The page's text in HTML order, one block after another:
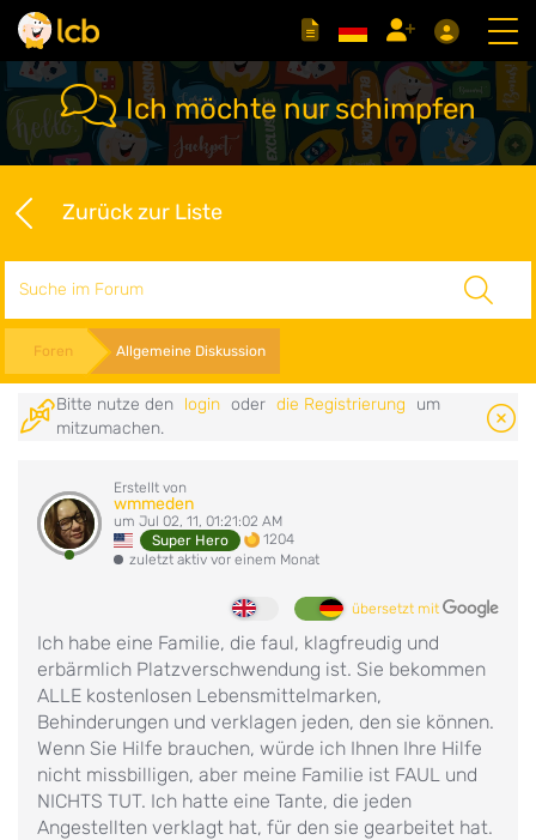
Ich möchte nur schimpfen
Zurück zur Liste
Foren Allgemeine Diskussion
Bitte nutze den login oder die Registrierung
um
mitzumachen.
Erstellt von
wmmeden
um Jul 02, 11, 01:21:02 AM
Super Hero
1204
zuletzt aktiv vor einem Monat
übersetzt mit
Ich habe eine Familie, die faul, klagfreudig und
erbärmlich Platzverschwendung ist. Sie bekommen
ALLE kostenlosen Lebensmittelmarken,
Behinderungen und verklagen jeden, den sie können.
Wenn Sie Hilfe brauchen, würde ich Ihnen Ihre Hilfe
nicht missbilligen, aber meine Familie ist FAUL und
NICHTS TUT. Ich hatte eine Tante, die jeden
Angestellten verklagt hat, für den sie gearbeitet hat.